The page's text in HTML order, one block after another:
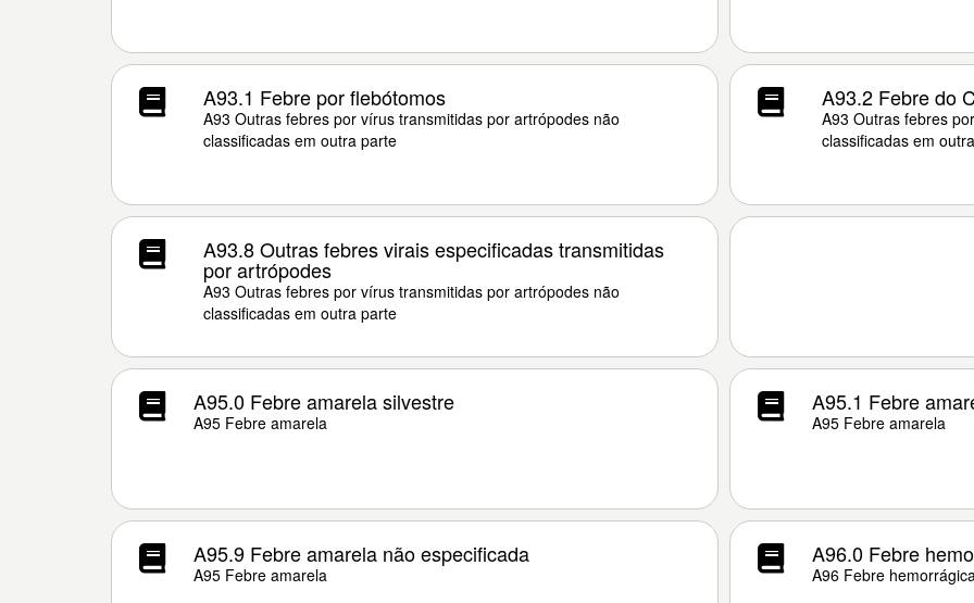
A93.1 Febre por flebótomos
A93 Outras febres por vírus transmitidas por artrópodes não
classificadas em outra parte
A93.2 Febre do
A93 Outras febres
classificadas em
A93.8 Outras febres virais especificadas transmitidas
por artrópodes
A93 Outras febres por vírus transmitidas por artrópodes não
classificadas em outra parte
A95.0 Febre amarela silvestre
A95 Febre amarela
A95.1 Febre
A95 Febre amarela
A95.9 Febre amarela não especificada
A95 Febre amarela
A96.0 Febre
A96 Febre